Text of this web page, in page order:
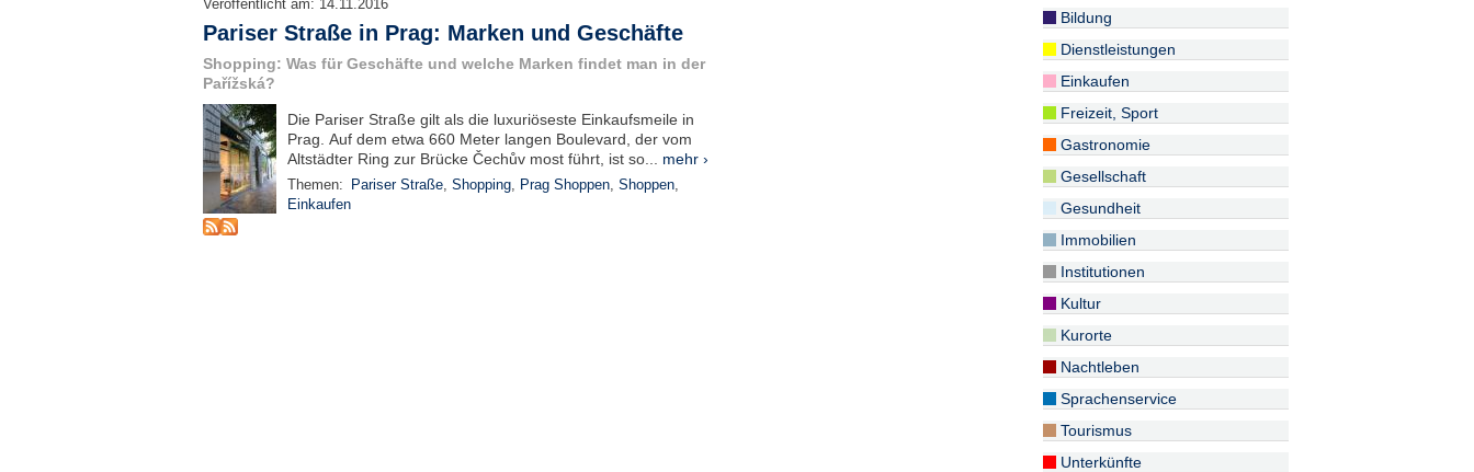
Veröffentlicht am: 14.11.2016
Pariser Straße in Prag: Marken und Geschäfte
Shopping: Was für Geschäfte und welche Marken findet man in der
Pařížská?
Die Pariser Straße gilt als die luxuriöseste Einkaufsmeile in
Prag. Auf dem etwa 660 Meter langen Boulevard, der vom
Altstädter Ring zur Brücke Čechův most führt, ist so... mehr ›
Themen: Pariser Straße, Shopping, Prag Shoppen, Shoppen,
Einkaufen
Bildung
Dienstleistungen
Einkaufen
Freizeit, Sport
Gastronomie
Gesellschaft
Gesundheit
Immobilien
Institutionen
Kultur
Kurorte
Nachtleben
Sprachenservice
Tourismus
Unterkünfte